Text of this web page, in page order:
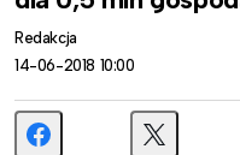
Redakcja
14-06-2018 10:00